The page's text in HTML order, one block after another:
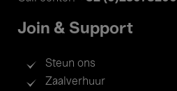
Join & Support
Steun ons
Zaalverhuur